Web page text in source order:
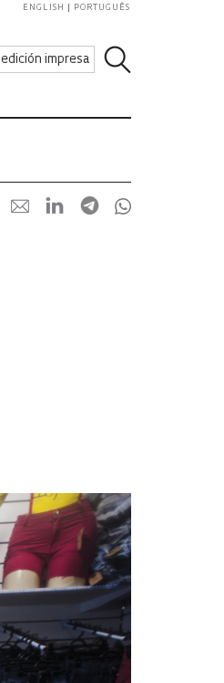
edición impresa
ENGLISH PORTUGUÊS